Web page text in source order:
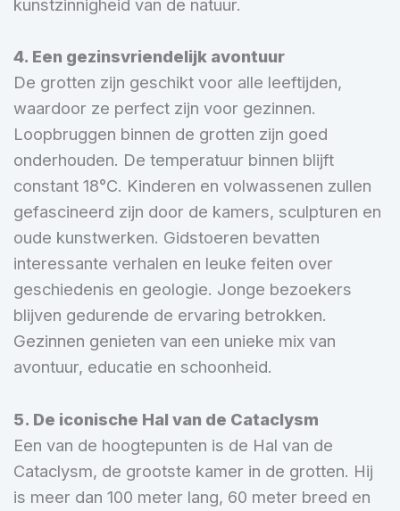
kunstzinnigheid van de natuur.
4. Een gezinsvriendelijk avontuur
De grotten zijn geschikt voor alle leeftijden,
waardoor ze perfect zijn voor gezinnen.
Loopbruggen binnen de grotten zijn goed
onderhouden. De temperatuur binnen blijft
constant 18°C. Kinderen en volwassenen zullen
gefascineerd zijn door de kamers, sculpturen en
oude kunstwerken. Gidstoeren bevatten
interessante verhalen en leuke feiten over
geschiedenis en geologie. Jonge bezoekers
blijven gedurende de ervaring betrokken.
Gezinnen genieten van een unieke mix van
avontuur, educatie en schoonheid.
5. De iconische Hal van de Cataclysm
Een van de hoogtepunten is de Hal van de
Cataclysm, de grootste kamer in de grotten. Hij
is meer dan 100 meter lang, 60 meter breed en